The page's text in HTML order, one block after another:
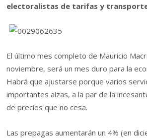
electoralistas de tarifas y
El último mes completo de Mauricio
noviembre, será un mes duro para la
Habrá que ajustarse porque varios
importantes alzas, a la par de la
de precios que no cesa.
Las prepagas aumentarán un 4% (en